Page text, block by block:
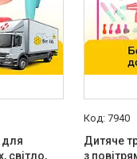
світло,
7940
Дитяче
з